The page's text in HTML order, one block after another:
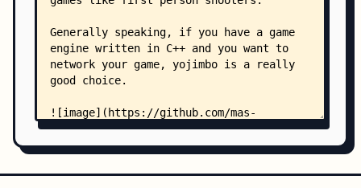
    │   │   │   ├── reliable_variety
    │   │   │   └── unreliable_variety
    │   │   ├── fuzz_connection_structured/
    │   │   │   ├── disableblocks_flow
    │   │   │   ├── reliable_block_flow
    │   │   │   └── reliable_messages_flow
    │   │   ├── fuzz_netcode/
    │   │   │   ├── disconnect